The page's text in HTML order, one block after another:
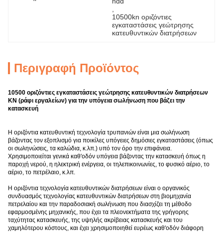
10500kn οριζόντιες
εγκαταστάσεις γεώτρησης
κατευθυντικών διατρήσεων
Περιγραφή Προϊόντος
10500 οριζόντιες εγκαταστάσεις γεώτρησης κατευθυντικών διατρήσεων
KN (ράφι εργαλείων) για την υπόγεια σωλήνωση που βάζει την
κατασκευή
Η οριζόντια κατευθυντική τεχνολογία τρυπανιών είναι μια σωλήνωση
βάζοντας τον εξοπλισμό για ποικίλες υπόγειες δημόσιες εγκαταστάσεις (όπως
οι σωληνώσεις, τα καλώδια, κ.λπ.) υπό τον όρο την επιφάνεια.
Χρησιμοποιείται γενικά καθ'οδόν υπόγεια βάζοντας την κατασκευή όπως η
παροχή νερού, η ηλεκτρική ενέργεια, οι τηλεπικοινωνίες, το φυσικό αέριο, το
αέριο, το πετρέλαιο, κ.λπ.
Η οριζόντια τεχνολογία κατευθυντικών διατρήσεων είναι ο οργανικός
συνδυασμός τεχνολογίας κατευθυντικών διατρήσεων στη βιομηχανία
πετρελαίου και την παραδοσιακή σωλήνωση που διασχίζει τη μέθοδο
εφαρμοσμένης μηχανικής, που έχει τα πλεονεκτήματα της γρήγορης
ταχύτητας κατασκευής, της υψηλής ακρίβειας κατασκευής και του
χαμηλότερου κόστους, και έχει χρησιμοποιηθεί ευρέως καθ'οδόν διάφορη